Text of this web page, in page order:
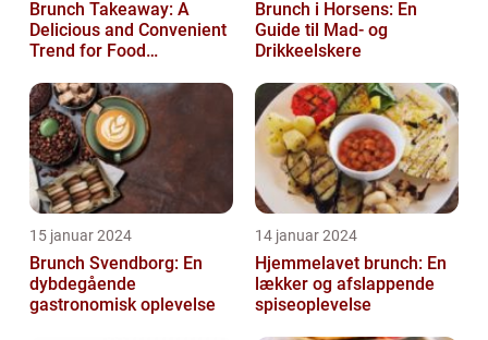
Brunch Takeaway: A
Delicious and Convenient
Trend for Food
Brunch i Horsens: En
Guide til Mad- og
Drikkeelskere
15 januar 2024
Brunch Svendborg: En
dybdegående
gastronomisk oplevelse
14 januar 2024
Hjemmelavet brunch: En
lækker og afslappende
spiseoplevelse